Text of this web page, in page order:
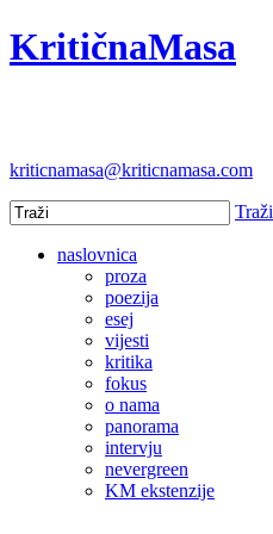
KritičnaMasa
kriticnamasa@kriticnamasa.com
Traži
naslovnica
proza
poezija
esej
vijesti
kritika
fokus
o nama
panorama
intervju
nevergreen
KM ekstenzije